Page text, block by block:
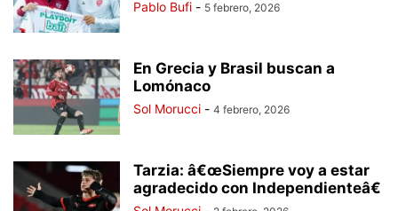
Pablo Bufi - 5 febrero, 2026
En Grecia y Brasil buscan a
Lomónaco
Sol Morucci - 4 febrero, 2026
Tarzia: â€œSiempre voy a estar
agradecido con Independienteâ€